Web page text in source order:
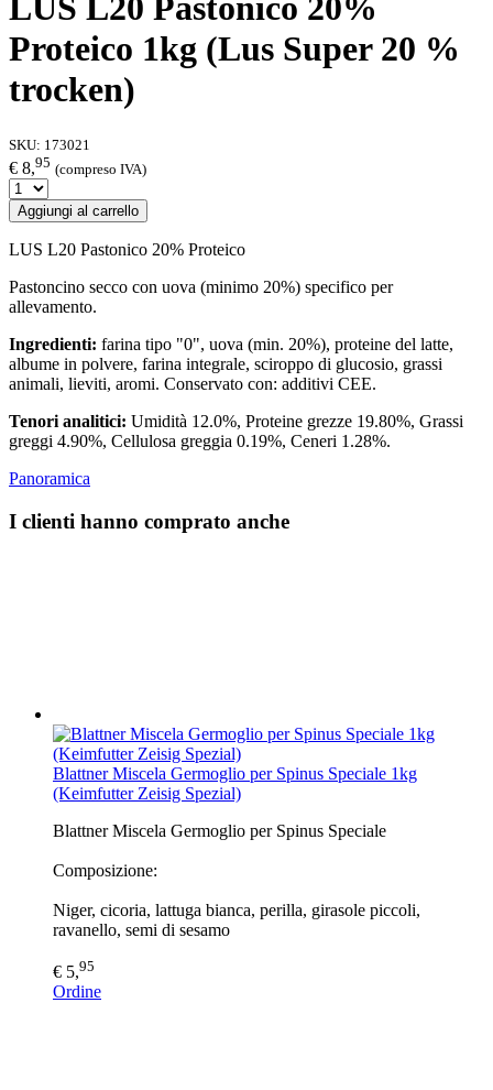
LUS L20 Pastonico 20%
Proteico 1kg (Lus Super 20 %
trocken)
SKU: 173021
€ 8,95 (compreso IVA)
Aggiungi al carrello
LUS L20 Pastonico 20% Proteico
Pastoncino secco con uova (minimo 20%) specifico per
allevamento.
Ingredienti: farina tipo "0", uova (min. 20%), proteine del latte,
albume in polvere, farina integrale, sciroppo di glucosio, grassi
animali, lieviti, aromi. Conservato con: additivi CEE.
Tenori analitici: Umidità 12.0%, Proteine grezze 19.80%, Grassi
greggi 4.90%, Cellulosa greggia 0.19%, Ceneri 1.28%.
Panoramica
I clienti hanno comprato anche
Blattner Miscela Germoglio per Spinus Speciale 1kg
(Keimfutter Zeisig Spezial)
Blattner Miscela Germoglio per Spinus Speciale
Composizione:
Niger, cicoria, lattuga bianca, perilla, girasole piccoli,
ravanello, semi di sesamo
€ 5,95
Ordine